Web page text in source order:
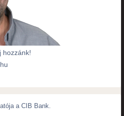
hozzánk!
a CIB Bank.